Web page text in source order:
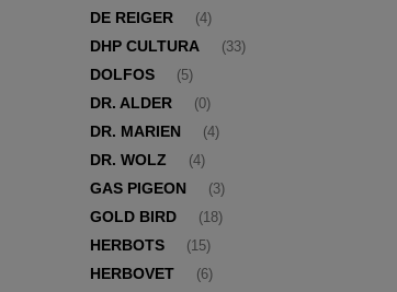
DE REIGER (4)
DHP CULTURA (33)
DOLFOS (5)
DR. ALDER (0)
DR. MARIEN (4)
DR. WOLZ (4)
GAS PIGEON (3)
GOLD BIRD (18)
HERBOTS (15)
HERBOVET (6)